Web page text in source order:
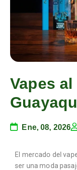
Vapes
Ene, 08, 2026
El mercado del
ser una moda